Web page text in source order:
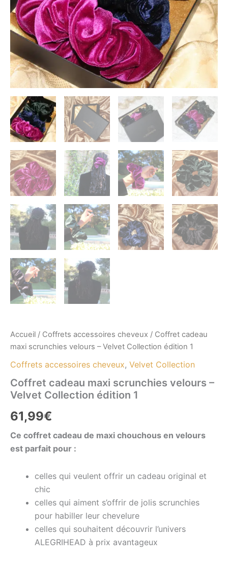
Accueil / Coffrets accessoires cheveux / Coffret cadeau
maxi scrunchies velours – Velvet Collection édition 1
Coffrets accessoires cheveux, Velvet Collection
Coffret cadeau maxi scrunchies velours –
Velvet Collection édition 1
61,99€
Ce coffret cadeau de maxi chouchous en velours
est parfait pour :
celles qui veulent offrir un cadeau original et
chic
celles qui aiment s’offrir de jolis scrunchies
pour habiller leur chevelure
celles qui souhaitent découvrir l’univers
ALEGRIHEAD à prix avantageux